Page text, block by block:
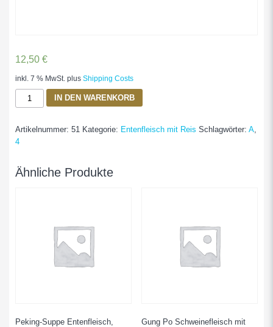
12,50 €
inkl. 7 % MwSt. plus Shipping Costs
Chop
Suey
Ente
mit
Saisongemüse
Menge
IN DEN WARENKORB
Artikelnummer: 51 Kategorie: Entenfleisch mit Reis Schlagwörter: A,
4
Ähnliche Produkte
Peking-Suppe Entenfleisch,
Gung Po Schweinefleisch mit